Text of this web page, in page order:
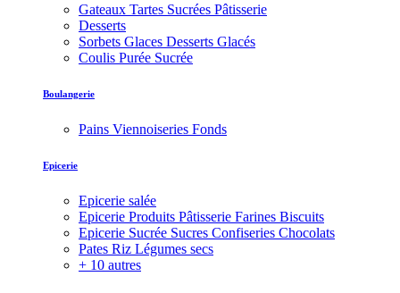
Gateaux Tartes Sucrées Pâtisserie
Desserts
Sorbets Glaces Desserts Glacés
Coulis Purée Sucrée
Boulangerie
Pains Viennoiseries Fonds
Epicerie
Epicerie salée
Epicerie Produits Pâtisserie Farines Biscuits
Epicerie Sucrée Sucres Confiseries Chocolats
Pates Riz Légumes secs
+ 10 autres